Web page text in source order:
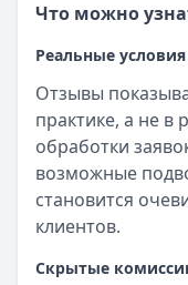
Что можно
Реальные
Отзывы
практике, а не в
обработки
возможные
становится
клиентов.
Скрытые